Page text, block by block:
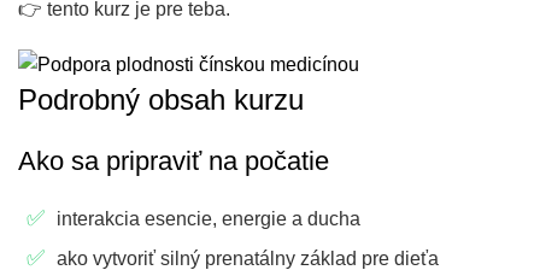
👉 tento kurz je pre teba.
Podrobný obsah kurzu
Ako sa pripraviť na počatie
interakcia esencie, energie a ducha
ako vytvoriť silný prenatálny základ pre dieťa